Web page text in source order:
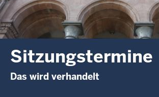
Sitzungstermine
Das wird verhandelt